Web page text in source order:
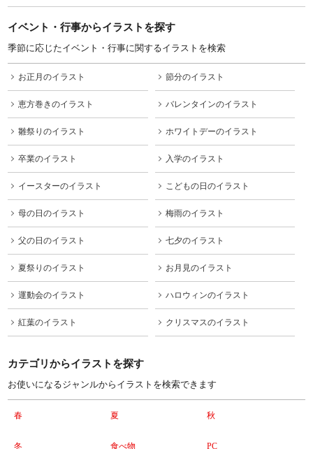
イベント・行事からイラストを探す
季節に応じたイベント・行事に関するイラストを検索
お正月のイラスト 節分のイラスト
恵方巻きのイラスト バレンタインのイラスト
雛祭りのイラスト ホワイトデーのイラスト
卒業のイラスト 入学のイラスト
イースターのイラスト こどもの日のイラスト
母の日のイラスト 梅雨のイラスト
父の日のイラスト 七夕のイラスト
夏祭りのイラスト お月見のイラスト
運動会のイラスト ハロウィンのイラスト
紅葉のイラスト クリスマスのイラスト
カテゴリからイラストを探す
お使いになるジャンルからイラストを検索できます
春 夏 秋
冬 食べ物 PC